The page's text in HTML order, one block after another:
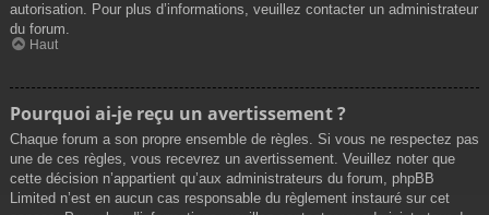
autorisation. Pour plus d’informations, veuillez contacter un administrateur
du forum.
Haut
Pourquoi ai-je reçu un avertissement ?
Chaque forum a son propre ensemble de règles. Si vous ne respectez pas
une de ces règles, vous recevrez un avertissement. Veuillez noter que
cette décision n’appartient qu’aux administrateurs du forum, phpBB
Limited n’est en aucun cas responsable du règlement instauré sur cet